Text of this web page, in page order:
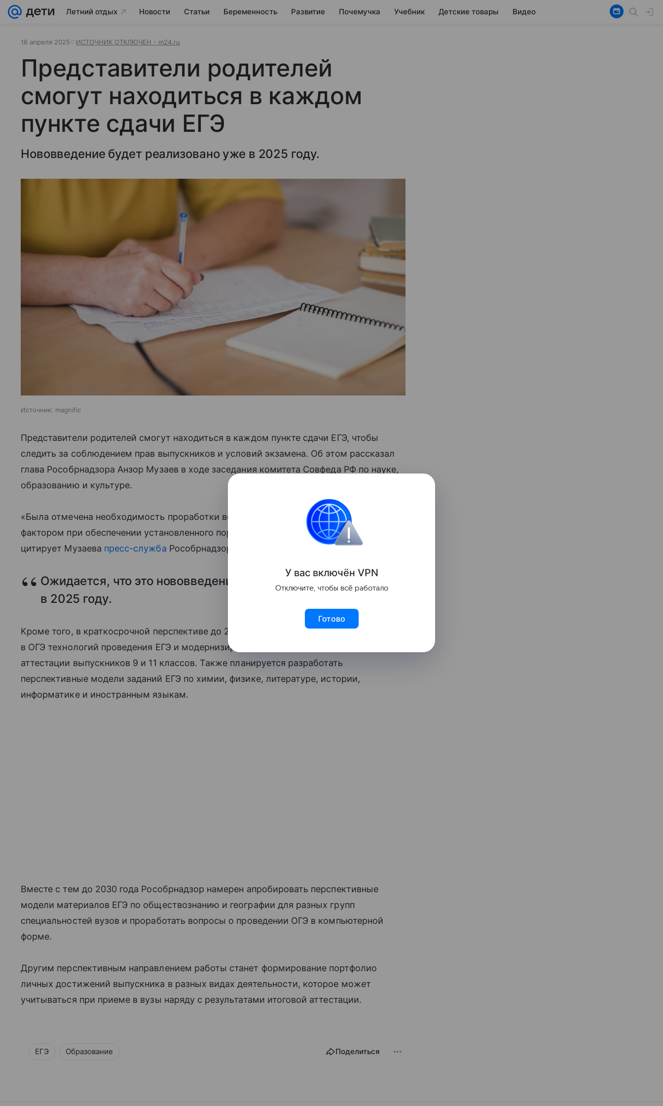
Летний отдых Новости Статьи Беременность Развитие Почемучка Учебник Детские товары Видео
16 апреля 2025 ИСТОЧНИК ОТКЛЮЧЕН - m24.ru
Представители родителей
смогут находиться в каждом
пункте сдачи ЕГЭ
Нововведение будет реализовано уже в 2025 году.
Источник: magnific
Представители родителей смогут находиться в каждом пункте сдачи ЕГЭ, чтобы
следить за соблюдением прав выпускников и условий экзамена. Об этом рассказал
глава Рособрнадзора Анзор Музаев в ходе заседания комитета Совфеда РФ по науке,
образованию и культуре.
«Была отмечена необходимость проработки вопросов, связанных с человеческим
фактором при обеспечении установленного порядка проведения экзаменов», —
цитирует Музаева пресс-служба Рособрнадзора.
Ожидается, что это нововведение будет реализовано уже
в 2025 году.
Кроме того, в краткосрочной перспективе до 2026 года будет проработано внедрение
в ОГЭ технологий проведения ЕГЭ и модернизированы формы допуска к итоговой
аттестации выпускников 9 и 11 классов. Также планируется разработать
перспективные модели заданий ЕГЭ по химии, физике, литературе, истории,
информатике и иностранным языкам.
Вместе с тем до 2030 года Рособрнадзор намерен апробировать перспективные
модели материалов ЕГЭ по обществознанию и географии для разных групп
специальностей вузов и проработать вопросы о проведении ОГЭ в компьютерной
форме.
Другим перспективным направлением работы станет формирование портфолио
личных достижений выпускника в разных видах деятельности, которое может
учитываться при приеме в вузы наряду с результатами итоговой аттестации.
ЕГЭ Образование Поделиться
У вас включён VPN
Отключите, чтобы всё работало
Готово